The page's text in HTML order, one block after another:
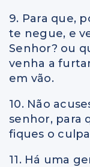
9. Para que,
te negue, e
Senhor? ou
venha a
em vão.
10. Não
senhor, para
fiques o
11. Há uma